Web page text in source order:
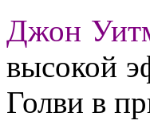
Джон
высокой
Голви в